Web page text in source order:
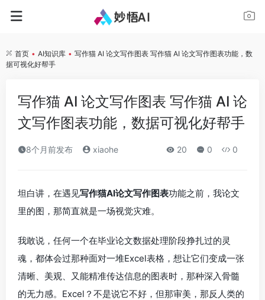
首页 • AI知识库 • 写作猫 AI 论文写作图表 写作猫 AI 论文写作图表功能，数
据可视化好帮手
写作猫 AI 论文写作图表 写作猫 AI 论
文写作图表功能，数据可视化好帮手
8个月前发布 xiaohe 20 0 0
坦白讲，在遇见写作猫AI论文写作图表功能之前，我论文
里的图，那简直就是一场视觉灾难。
我敢说，任何一个在毕业论文数据处理阶段挣扎过的灵
魂，都体会过那种面对一堆Excel表格，想让它们变成一张
清晰、美观、又能精准传达信息的图表时，那种深入骨髓
的无力感。Excel？不是说它不好，但那审美，那反人类的